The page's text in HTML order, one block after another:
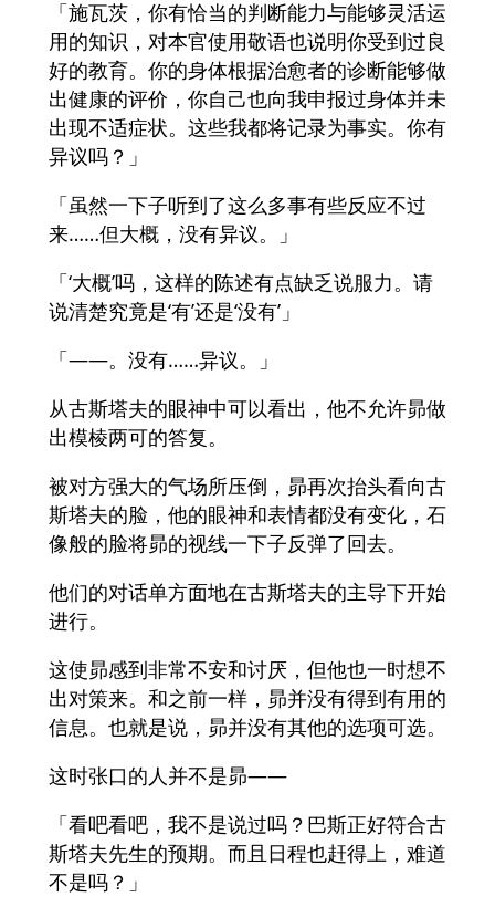
「施瓦茨，你有恰当的判断能力与能够灵活运
用的知识，对本官使用敬语也说明你受到过良
好的教育。你的身体根据治愈者的诊断能够做
出健康的评价，你自己也向我申报过身体并未
出现不适症状。这些我都将记录为事实。你有
异议吗？」
「虽然一下子听到了这么多事有些反应不过
来……但大概，没有异议。」
「‘大概’吗，这样的陈述有点缺乏说服力。请
说清楚究竟是‘有’还是‘没有’」
「――。没有……异议。」
从古斯塔夫的眼神中可以看出，他不允许昴做
出模棱两可的答复。
被对方强大的气场所压倒，昴再次抬头看向古
斯塔夫的脸，他的眼神和表情都没有变化，石
像般的脸将昴的视线一下子反弹了回去。
他们的对话单方面地在古斯塔夫的主导下开始
进行。
这使昴感到非常不安和讨厌，但他也一时想不
出对策来。和之前一样，昴并没有得到有用的
信息。也就是说，昴并没有其他的选项可选。
这时张口的人并不是昴——
「看吧看吧，我不是说过吗？巴斯正好符合古
斯塔夫先生的预期。而且日程也赶得上，难道
不是吗？」